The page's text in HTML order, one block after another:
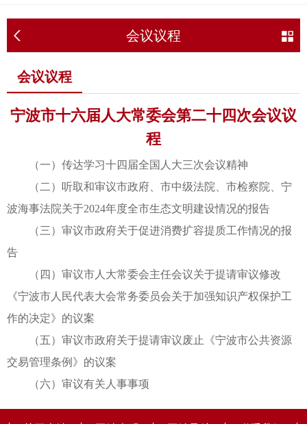
会议议程
会议议程
会议议程
宁波市十六届人大常委会第二十四次会议议
程
（一）传达学习十四届全国人大三次会议精神
（二）听取和审议市政府、市中级法院、市检察院、宁
波海事法院关于2024年度全市生态文明建设情况的报告
（三）审议市政府关于促进消费扩容提质工作情况的报
告
（四）审议市人大常委会主任会议关于提请审议修改
《宁波市人民代表大会常务委员会关于加强知识产权保护工
作的决定》的议案
（五）审议市政府关于提请审议废止《宁波市公共资源
交易管理条例》的议案
（六）审议有关人事事项